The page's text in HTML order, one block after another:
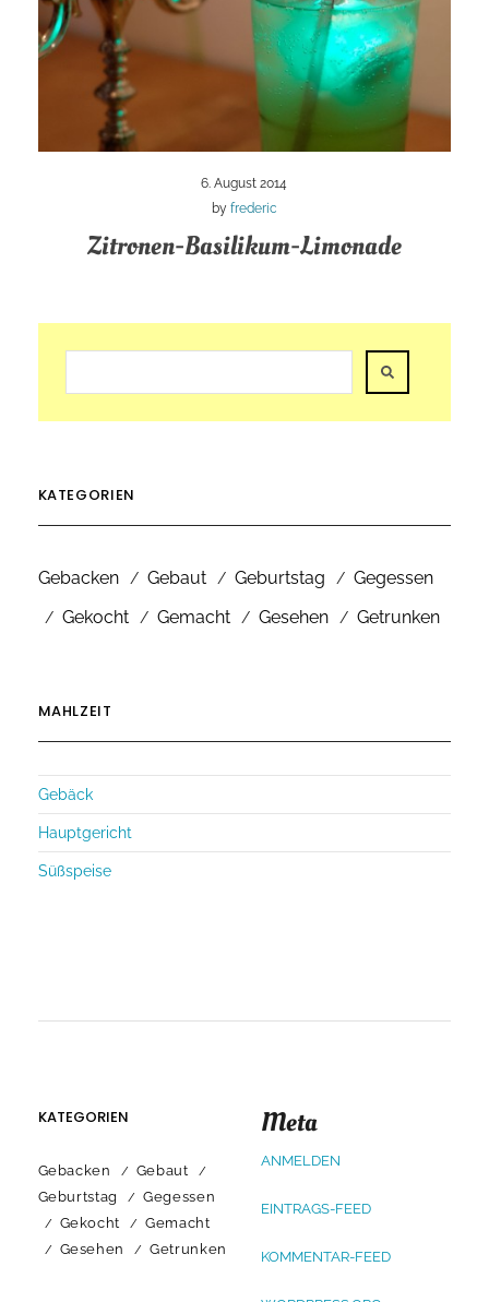
6. August 2014
by frederic
Zitronen-Basilikum-Limonade
KATEGORIEN
Gebacken Gebaut Geburtstag
Gegessen
Gekocht
Gemacht Gesehen Getrunken
MAHLZEIT
Gebäck
Hauptgericht
Süßspeise
KATEGORIEN
Gebacken
Gebaut
Geburtstag
Gegessen
Gekocht
Gemacht
Gesehen
Getrunken
Meta
ANMELDEN
EINTRAGS-FEED
KOMMENTAR-FEED